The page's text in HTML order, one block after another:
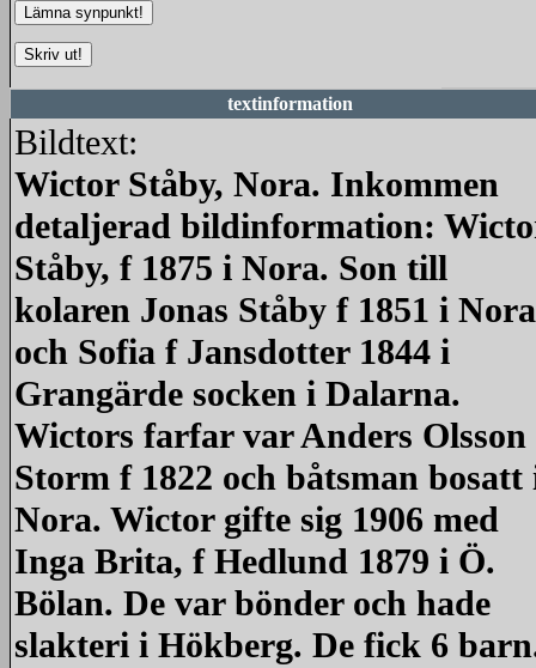
textinformation
Bildtext:
Wictor Ståby, Nora. Inkommen
detaljerad bildinformation:
Ståby, f 1875 i Nora. Son till
kolaren Jonas Ståby f 1851 i Nora
och Sofia f Jansdotter 1844 i
Grangärde socken i Dalarna.
Wictors farfar var Anders Olsson
Storm f 1822 och båtsman bosatt
Nora. Wictor gifte sig 1906 med
Inga Brita, f Hedlund 1879 i Ö.
Bölan. De var bönder och hade
slakteri i Hökberg. De fick 6